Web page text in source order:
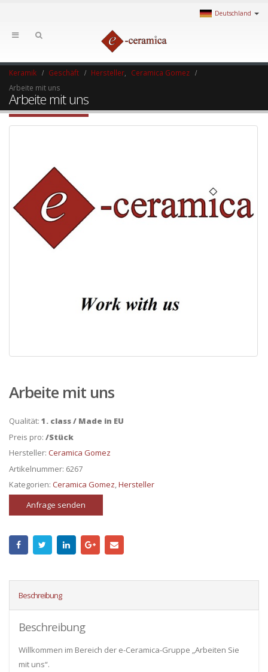
Deutschland
Keramik Geschäft Hersteller
Ceramica Gomez
Arbeite mit uns
Arbeite mit uns
Arbeite mit uns
Qualität: 1. class / Made in EU
Preis pro: /Stück
Hersteller: Ceramica Gomez
Artikelnummer: 6267
Kategorien: Ceramica Gomez,Hersteller
Anfrage senden
Beschreibung
Beschreibung
Willkommen im Bereich der e-Ceramica-Gruppe „Arbeiten Sie
mit uns“.